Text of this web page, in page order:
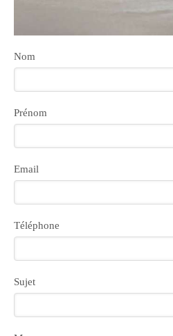
Nom
Prénom
Email
Téléphone
Sujet